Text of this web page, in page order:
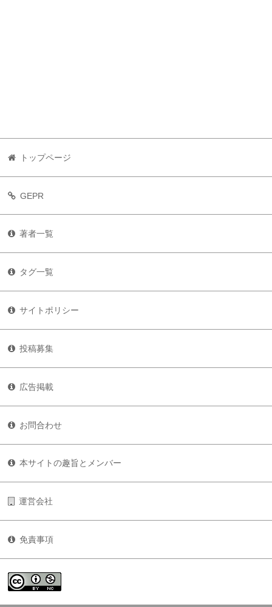
トップページ
GEPR
著者一覧
タグ一覧
サイトポリシー
投稿募集
広告掲載
お問合わせ
本サイトの趣旨とメンバー
運営会社
免責事項